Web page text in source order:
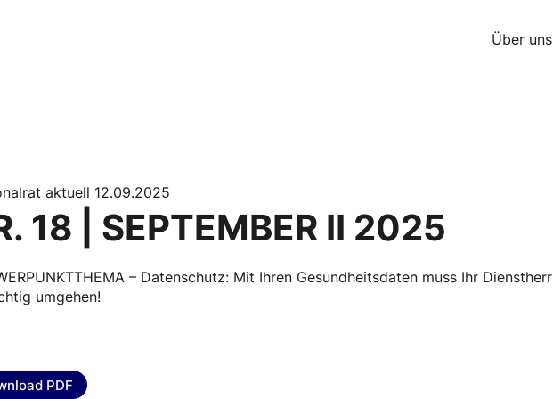
Über uns
aktuell 12.09.2025
18 | SEPTEMBER II 2025
– Datenschutz: Mit Ihren Gesundheitsdaten muss Ihr Dienstherr
umgehen!
PDF